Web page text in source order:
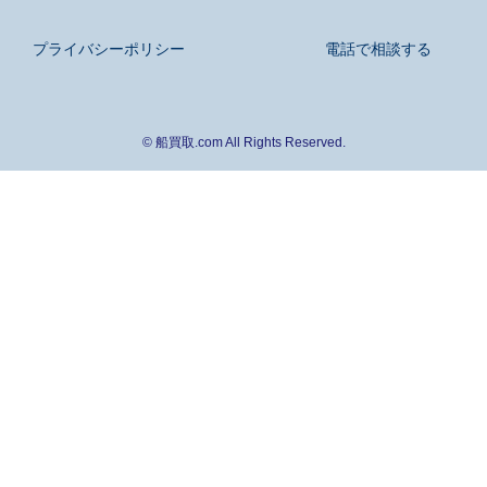
プライバシーポリシー 電話で相談する
©船買取.com All Rights Reserved.